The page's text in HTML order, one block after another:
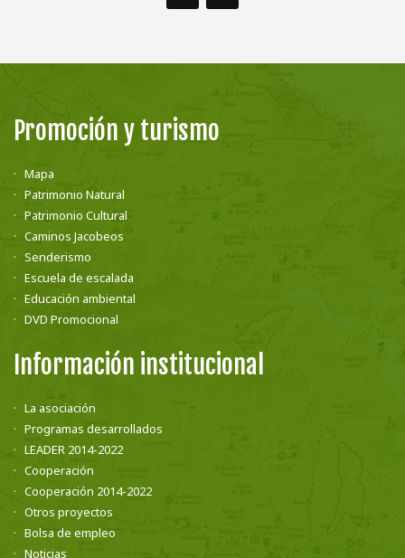
Promoción y turismo
Mapa
Patrimonio Natural
Patrimonio Cultural
Caminos Jacobeos
Senderismo
Escuela de escalada
Educación ambiental
DVD Promocional
Información institucional
La asociación
Programas desarrollados
LEADER 2014-2022
Cooperación
Cooperación 2014-2022
Otros proyectos
Bolsa de empleo
Noticias